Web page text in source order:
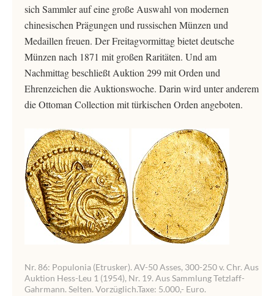
sich Sammler auf eine große Auswahl von modernen
chinesischen Prägungen und russischen Münzen und
Medaillen freuen. Der Freitagvormittag bietet deutsche
Münzen nach 1871 mit großen Raritäten. Und am
Nachmittag beschließt Auktion 299 mit Orden und
Ehrenzeichen die Auktionswoche. Darin wird unter anderem
die Ottoman Collection mit türkischen Orden angeboten.
Nr. 86: Populonia (Etrusker). AV-50 Asses, 300-250 v. Chr. Aus
Auktion Hess-Leu 1 (1954), Nr. 19. Aus Sammlung Tetzlaff-
Gahrmann. Selten. Vorzüglich.Taxe: 5.000,- Euro.